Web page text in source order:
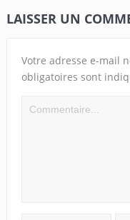
LAISSER UN
Votre adresse e-mail
obligatoires sont